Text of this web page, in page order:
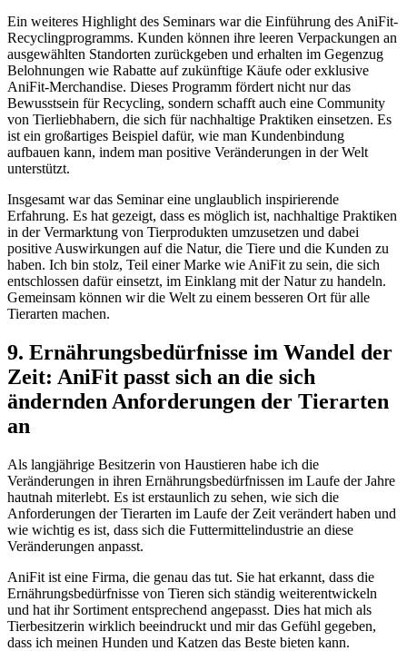
Ein weiteres Highlight⁤ des Seminars war die Einführung des AniFit-
Recyclingprogramms. Kunden können ihre leeren ‍Verpackungen⁢ an⁣
ausgewählten Standorten ⁢zurückgeben und erhalten im Gegenzug
Belohnungen‌ wie Rabatte auf zukünftige Käufe oder exklusive
AniFit-Merchandise. Dieses Programm fördert nicht nur das
Bewusstsein für Recycling, sondern schafft auch eine ⁣Community
von Tierliebhabern, die sich für nachhaltige ​Praktiken einsetzen. Es
ist ein großartiges Beispiel dafür, wie man Kundenbindung
aufbauen kann, indem man positive Veränderungen in der Welt
unterstützt.
Insgesamt war das Seminar eine unglaublich inspirierende
Erfahrung. Es hat gezeigt, dass es möglich ist, nachhaltige⁤ Praktiken
in der Vermarktung von Tierprodukten umzusetzen und dabei
positive Auswirkungen auf die Natur, die Tiere und die Kunden zu
haben. Ich bin ⁢stolz, Teil einer Marke wie‍ AniFit zu sein, die sich
entschlossen dafür einsetzt, im Einklang mit der Natur zu handeln.
Gemeinsam können wir die Welt zu einem besseren Ort für alle
Tierarten machen.
9. Ernährungsbedürfnisse im ⁤Wandel der
Zeit: AniFit passt sich an die sich
ändernden​ Anforderungen⁤ der Tierarten
an
Als langjährige Besitzerin von Haustieren​ habe ich die
Veränderungen in ihren Ernährungsbedürfnissen im Laufe der Jahre
hautnah miterlebt. Es ist erstaunlich zu sehen, wie sich die
Anforderungen⁢ der ‍Tierarten im Laufe der Zeit verändert haben ​und
wie wichtig es ist, dass sich die⁢ Futtermittelindustrie⁤ an diese
Veränderungen anpasst.
AniFit‌ ist eine Firma, die genau das tut. Sie hat erkannt, dass die
Ernährungsbedürfnisse von Tieren sich ständig weiterentwickeln
und hat ihr Sortiment entsprechend angepasst. Dies hat mich als
Tierbesitzerin wirklich beeindruckt und mir das Gefühl gegeben,
dass ich meinen Hunden und Katzen das Beste bieten kann.